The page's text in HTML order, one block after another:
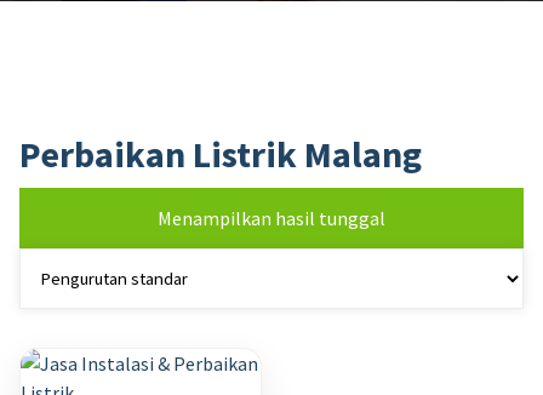
Perbaikan Listrik Malang
Menampilkan hasil tunggal